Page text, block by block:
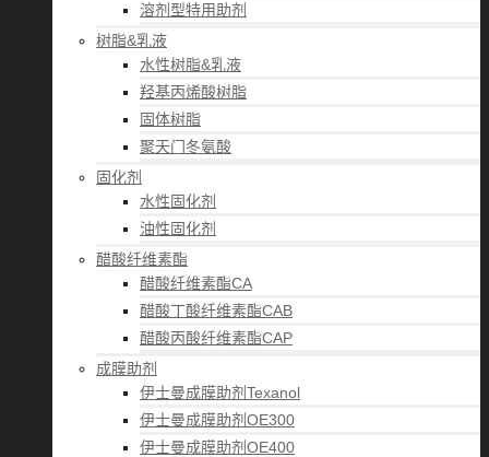
溶剂型特用助剂
树脂&乳液
水性树脂&乳液
羟基丙烯酸树脂
固体树脂
聚天门冬氨酸
固化剂
水性固化剂
油性固化剂
醋酸纤维素酯
醋酸纤维素酯CA
醋酸丁酸纤维素酯CAB
醋酸丙酸纤维素酯CAP
成膜助剂
伊士曼成膜助剂Texanol
伊士曼成膜助剂OE300
伊士曼成膜助剂OE400